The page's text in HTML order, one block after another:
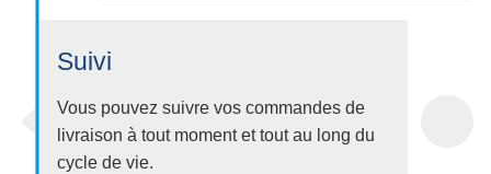
Suivi
Vous pouvez suivre vos commandes de
livraison à tout moment et tout au long du
cycle de vie.